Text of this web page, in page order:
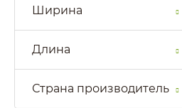
Ширина
Длина
Страна производитель